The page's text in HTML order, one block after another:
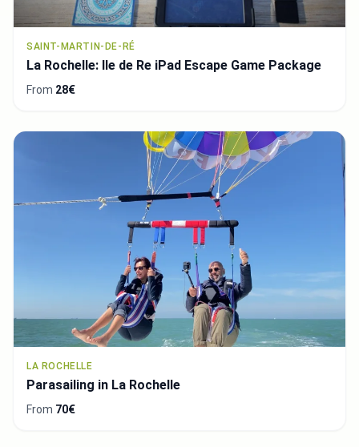
SAINT-MARTIN-DE-RÉ
La Rochelle: Ile de Re iPad Escape Game Package
From 28€
LA ROCHELLE
Parasailing in La Rochelle
From 70€